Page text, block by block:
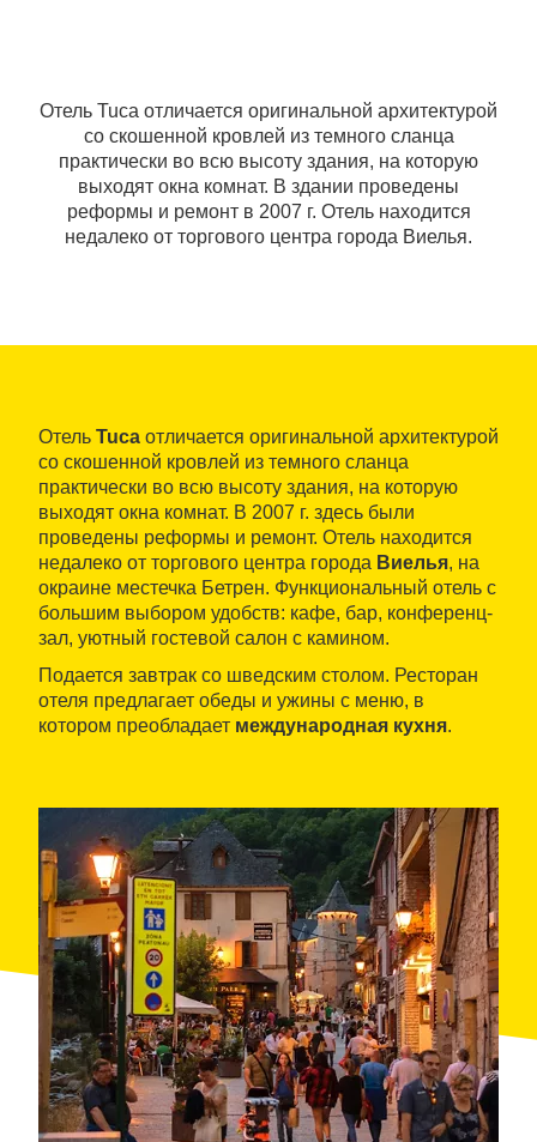
Отель Tuca отличается оригинальной архитектурой
со скошенной кровлей из темного сланца
практически во всю высоту здания, на которую
выходят окна комнат. В здании проведены
реформы и ремонт в 2007 г. Отель находится
недалеко от торгового центра города Виелья.
Отель Tuca отличается оригинальной архитектурой
со скошенной кровлей из темного сланца
практически во всю высоту здания, на которую
выходят окна комнат. В 2007 г. здесь были
проведены реформы и ремонт. Отель находится
недалеко от торгового центра города Виелья, на
окраине местечка Бетрен. Функциональный отель с
большим выбором удобств: кафе, бар, конференц-
зал, уютный гостевой салон с камином.
Подается завтрак со шведским столом. Ресторан
отеля предлагает обеды и ужины с меню, в
котором преобладает международная кухня.